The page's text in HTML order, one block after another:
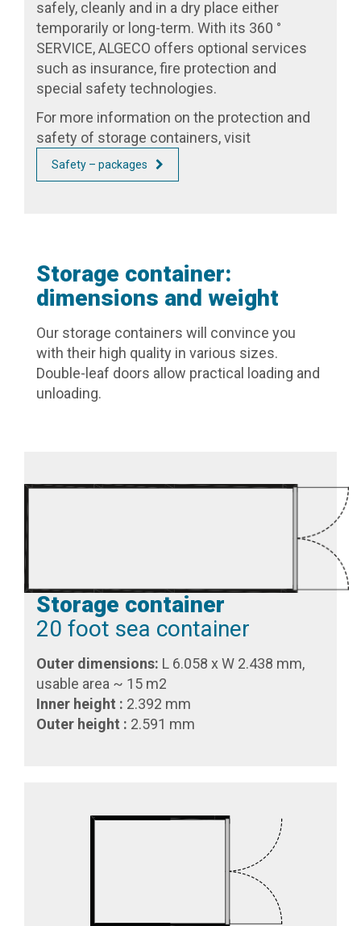
safely, cleanly and in a dry place either
temporarily or long-term. With its 360 °
SERVICE, ALGECO offers optional services
such as insurance, fire protection and
special safety technologies.
For more information on the protection and
safety of storage containers, visit
Safety – packages
Storage container:
dimensions and weight
Our storage containers will convince you
with their high quality in various sizes.
Double-leaf doors allow practical loading and
unloading.
Storage container
20 foot sea container
Outer dimensions: L 6.058 x W 2.438 mm,
usable area ~ 15 m2
Inner height : 2.392 mm
Outer height : 2.591 mm